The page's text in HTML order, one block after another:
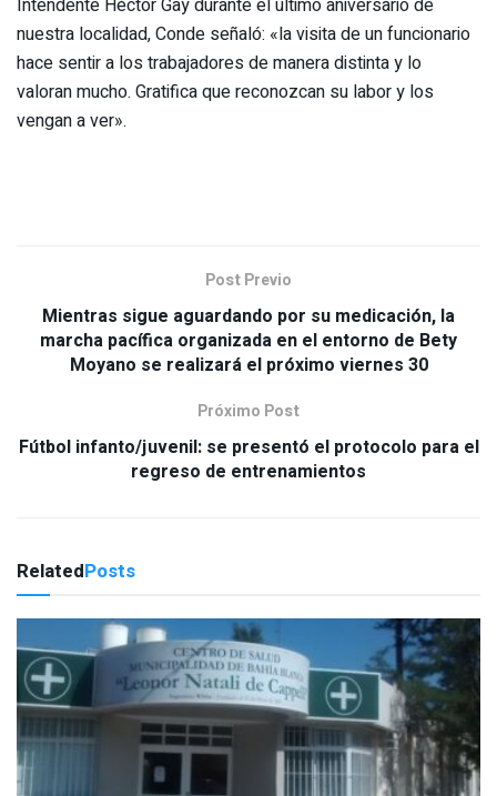
Intendente Héctor Gay durante el último aniversario de
nuestra localidad, Conde señaló: «la visita de un funcionario
hace sentir a los trabajadores de manera distinta y lo
valoran mucho. Gratifica que reconozcan su labor y los
vengan a ver».
Post Previo
Mientras sigue aguardando por su medicación, la
marcha pacífica organizada en el entorno de Bety
Moyano se realizará el próximo viernes 30
Próximo Post
Fútbol infanto/juvenil: se presentó el protocolo para el
regreso de entrenamientos
RelatedPosts